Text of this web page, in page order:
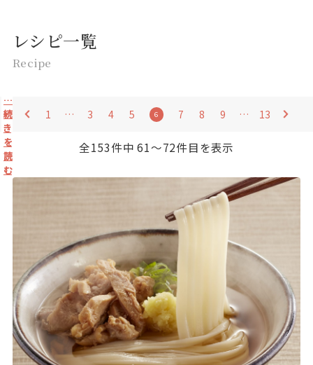
レシピ一覧
Recipe
1 … 3 4 5 6 7 8 9 … 13
全153件中 61〜72件目を表示
…
続
き
を
読
む